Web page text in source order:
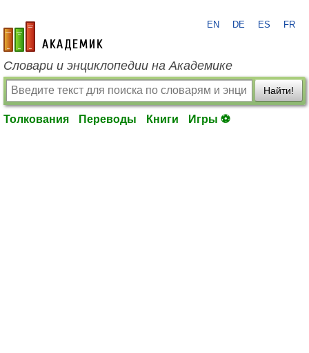
academic.ru
EN DE ES FR
Словари и энциклопедии на Академике
Найти!
Толкования Переводы Книги Игры ⚽